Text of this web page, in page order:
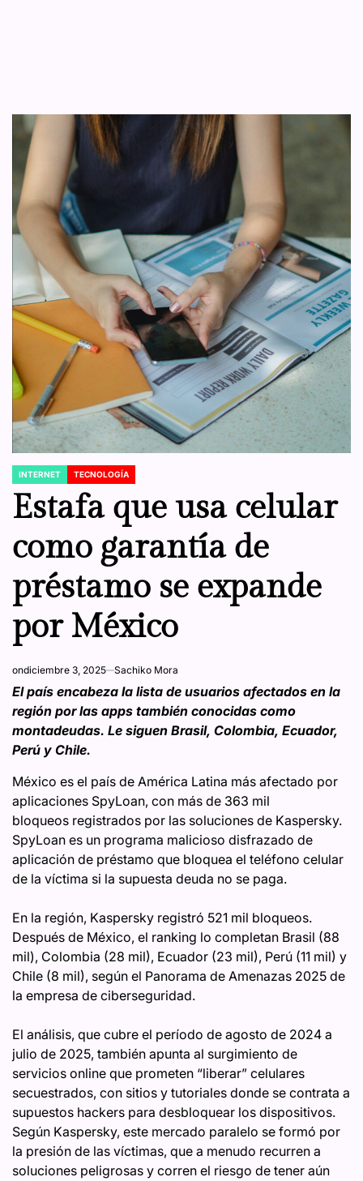
POSTED
IN
INTERNET TECNOLOGÍA
Estafa que usa celular
como garantía de
préstamo se expande
por México
ondiciembre 3, 2025 Sachiko Mora
El país encabeza la lista de usuarios afectados en la
región por las apps también conocidas como
montadeudas. Le siguen Brasil, Colombia, Ecuador,
Perú y Chile.
México es el país de América Latina más afectado por
aplicaciones SpyLoan, con más de 363 mil
bloqueos registrados por las soluciones de Kaspersky.
SpyLoan es un programa malicioso disfrazado de
aplicación de préstamo que bloquea el teléfono celular
de la víctima si la supuesta deuda no se paga.
En la región, Kaspersky registró 521 mil bloqueos.
Después de México, el ranking lo completan Brasil (88
mil), Colombia (28 mil), Ecuador (23 mil), Perú (11 mil) y
Chile (8 mil), según el Panorama de Amenazas 2025 de
la empresa de ciberseguridad.
El análisis, que cubre el período de agosto de 2024 a
julio de 2025, también apunta al surgimiento de
servicios online que prometen “liberar” celulares
secuestrados, con sitios y tutoriales donde se contrata a
supuestos hackers para desbloquear los dispositivos.
Según Kaspersky, este mercado paralelo se formó por
la presión de las víctimas, que a menudo recurren a
soluciones peligrosas y corren el riesgo de tener aún